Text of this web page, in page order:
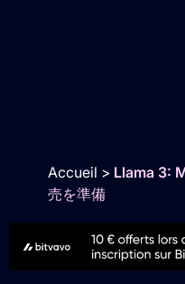
Accueil > Llama 3:
売を準備